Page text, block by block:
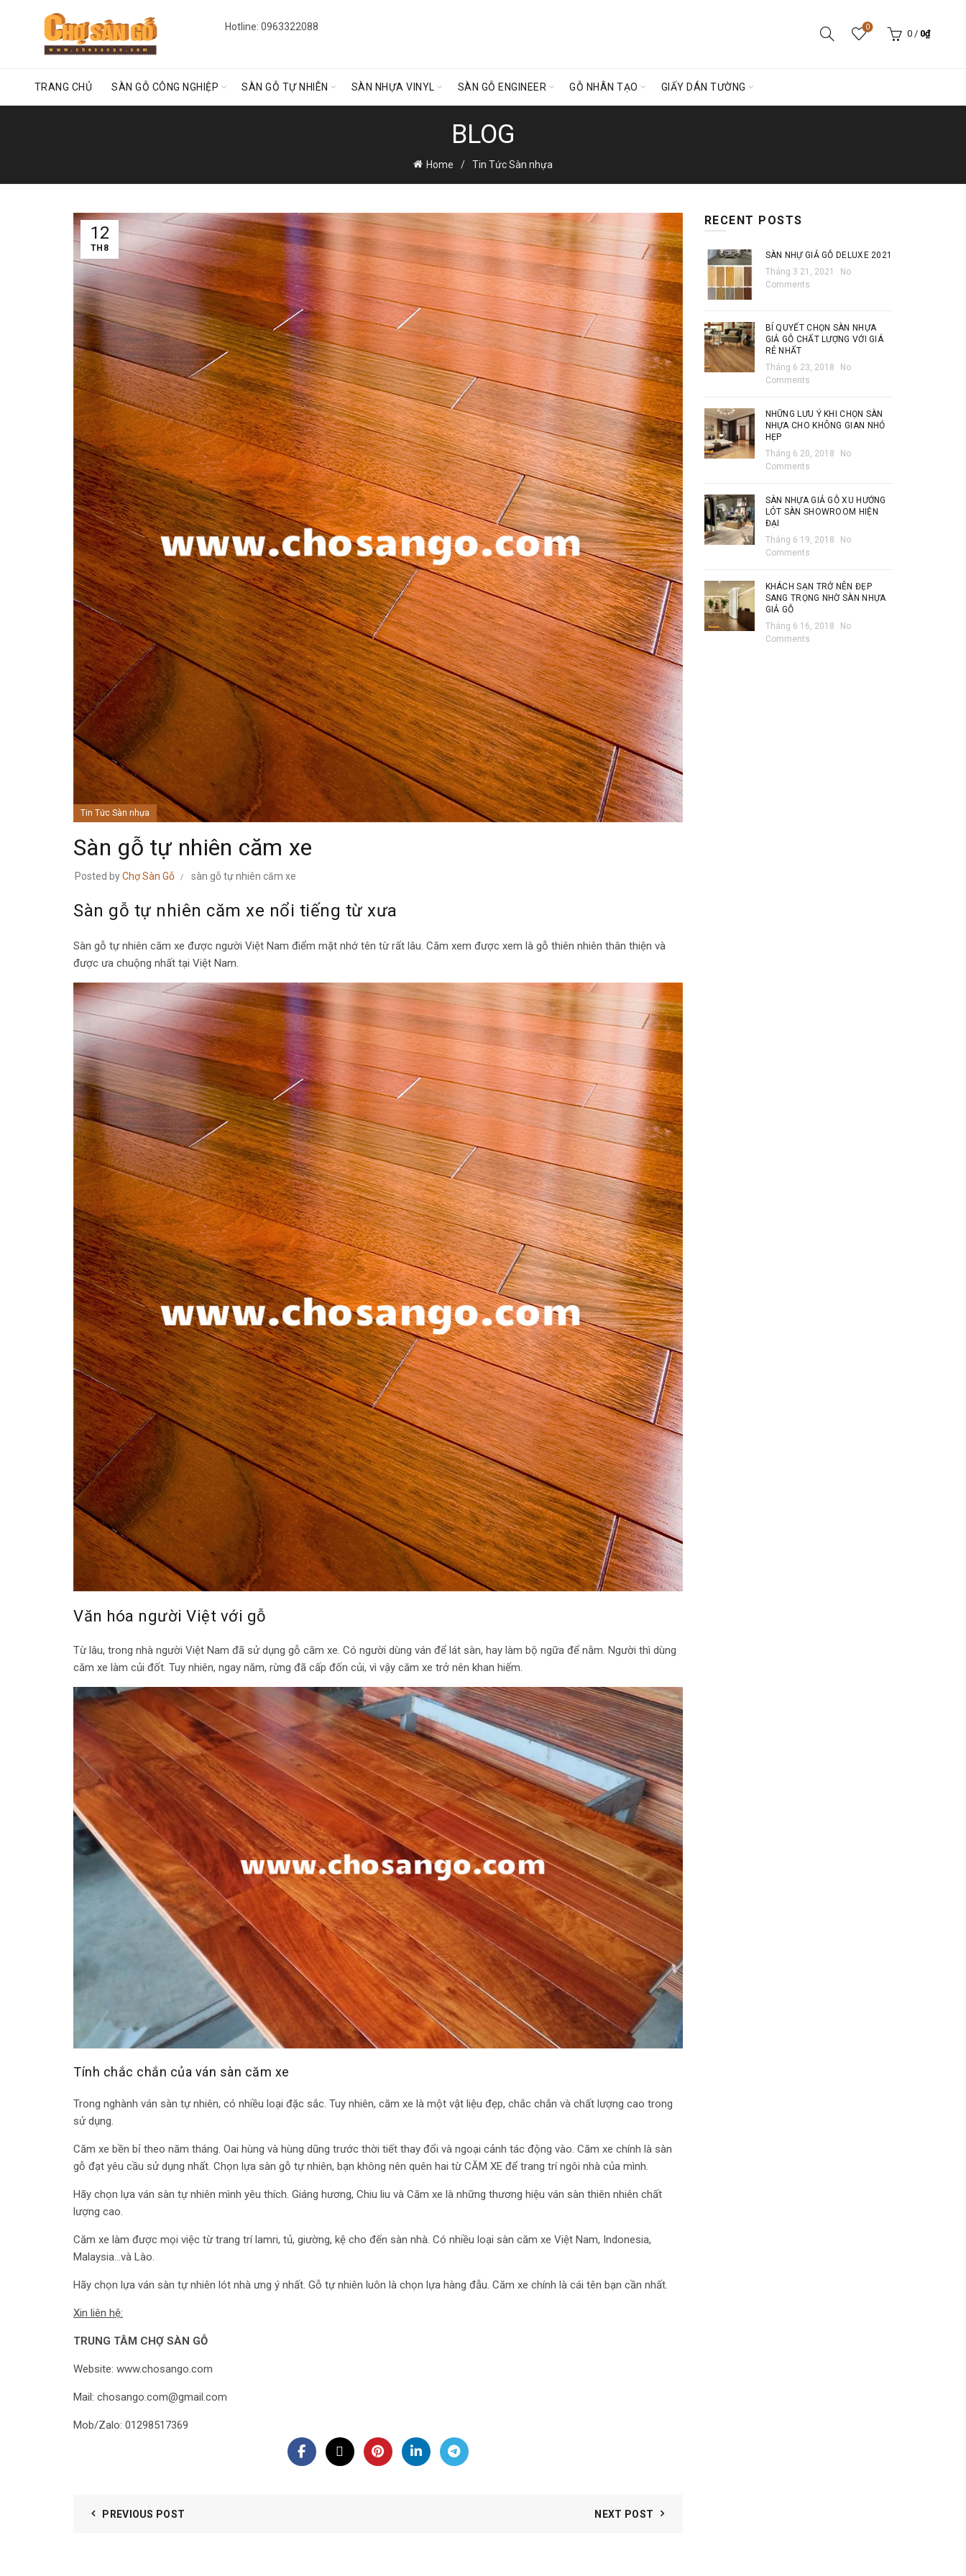
Hotline: 0963322088 0
0 / 0₫
TRANG CHỦ SÀN GỖ CÔNG NGHIỆP SÀN GỖ TỰ NHIÊN SÀN NHỰA VINYL SÀN GỖ ENGINEER GỖ NHÂN TẠO GIẤY DÁN TƯỜNG
BLOG
Home Tin Tức Sàn nhựa
12
TH8
Tin Tức Sàn nhựa
Sàn gỗ tự nhiên căm xe
Posted byChợ Sàn Gỗ sàn gỗ tự nhiên căm xe
Sàn gỗ tự nhiên căm xe nổi tiếng từ xưa
Sàn gỗ tự nhiên căm xe được người Việt Nam điểm mặt nhớ tên từ rất lâu. Căm xem được xem là gỗ thiên nhiên thân thiện và
được ưa chuộng nhất tại Việt Nam.
Văn hóa người Việt với gỗ
Từ lâu, trong nhà người Việt Nam đã sử dụng gỗ căm xe. Có người dùng ván để lát sàn, hay làm bộ ngữa để nằm. Người thì dùng
căm xe làm củi đốt. Tuy nhiên, ngay năm, rừng đã cấp đốn củi, vì vậy căm xe trở nên khan hiếm.
Tính chắc chắn của ván sàn căm xe
Trong nghành ván sàn tự nhiên, có nhiều loại đặc sắc. Tuy nhiên, căm xe là một vật liệu đẹp, chắc chắn và chất lượng cao trong
sử dụng.
Căm xe bền bỉ theo năm tháng. Oai hùng và hùng dũng trước thời tiết thay đổi và ngoại cảnh tác động vào. Căm xe chính là sàn
gỗ đạt yêu cầu sử dụng nhất. Chọn lựa sàn gỗ tự nhiên, bạn không nên quên hai từ CĂM XE để trang trí ngôi nhà của mình.
Hãy chọn lựa ván sàn tự nhiên mình yêu thích. Giáng hương, Chiu liu và Căm xe là những thương hiệu ván sàn thiên nhiên chất
lượng cao.
Căm xe làm được mọi việc từ trang trí lamri, tủ, giường, kệ cho đến sàn nhà. Có nhiều loại sàn căm xe Việt Nam, Indonesia,
Malaysia…và Lào.
Hãy chọn lựa ván sàn tự nhiên lót nhà ưng ý nhất. Gỗ tự nhiên luôn là chọn lựa hàng đẫu. Căm xe chính là cái tên bạn cần nhất.
Xin liên hệ:
TRUNG TÂM CHỢ SÀN GỖ
Website: www.chosango.com
Mail: chosango.com@gmail.com
Mob/Zalo: 01298517369
PREVIOUS POST NEXT POST
RECENT POSTS
SÀN NHỰ GIẢ GỖ DELUXE 2021
Tháng 3 21, 2021
No
Comments
BÍ QUYẾT CHỌN SÀN NHỰA
GIẢ GỖ CHẤT LƯỢNG VỚI GIÁ
RẺ NHẤT
Tháng 6 23, 2018
No
Comments
NHỮNG LƯU Ý KHI CHỌN SÀN
NHỰA CHO KHÔNG GIAN NHỎ
HẸP
Tháng 6 20, 2018
No
Comments
SÀN NHỰA GIẢ GỖ XU HƯỚNG
LÓT SÀN SHOWROOM HIỆN
ĐẠI
Tháng 6 19, 2018
No
Comments
KHÁCH SẠN TRỞ NÊN ĐẸP
SANG TRỌNG NHỜ SÀN NHỰA
GIẢ GỖ
Tháng 6 16, 2018
No
Comments